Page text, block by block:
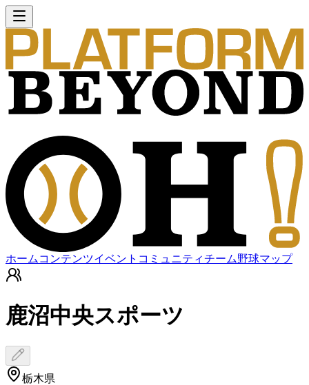
ホーム コンテンツイベント コミュニティチーム野球マップ
鹿沼中央スポーツ
栃木県